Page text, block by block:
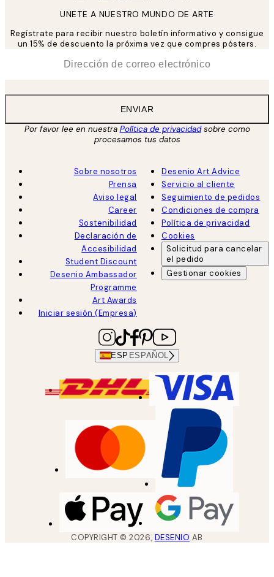
UNETE A NUESTRO MUNDO DE ARTE
Regístrate para recibir nuestro boletín informativo y consigue
un 15% de descuento la próxima vez que compres pósters.
ENVIAR
Por favor lee en nuestra Política de privacidadsobre como
procesamos tus datos
Sobre nosotros
Prensa
Aviso legal
Career
Sostenibilidad
Declaración de
Accesibilidad
Student Discount
Desenio Ambassador
Programme
Art Awards
Iniciar sesión (Empresa)
Desenio Art Advice
Servicio al cliente
Seguimiento de pedidos
Condiciones de compra
Política de privacidad
Cookies
Solicitud para cancelar
el pedido
Gestionar cookies
ESP ESPAÑOL
COPYRIGHT ©2026, DESENIO AB